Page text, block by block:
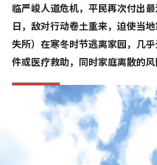
临严峻人道危机，平民再次付出
日，敌对行动卷土重来，迫使当
失所）在寒冬时节逃离家园，几
件或医疗救助，同时家庭离散的风